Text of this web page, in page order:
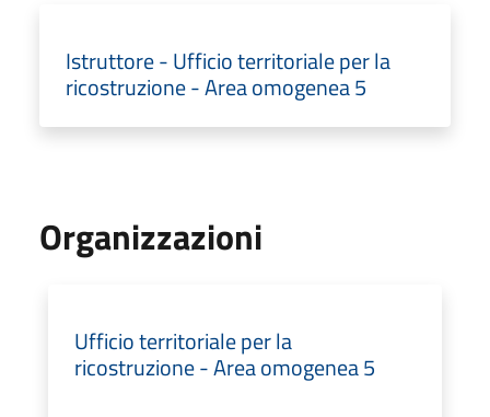
Istruttore - Ufficio territoriale per la
ricostruzione - Area omogenea 5
Organizzazioni
Ufficio territoriale per la
ricostruzione - Area omogenea 5